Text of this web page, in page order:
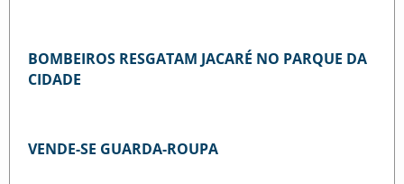
BOMBEIROS RESGATAM JACARÉ NO PARQUE DA
CIDADE
VENDE-SE GUARDA-ROUPA